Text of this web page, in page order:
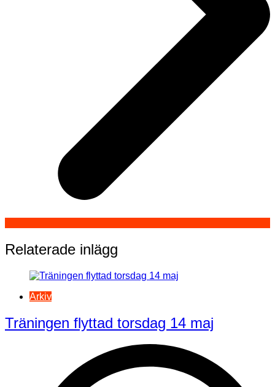
Relaterade inlägg
Arkiv
Träningen flyttad torsdag 14 maj